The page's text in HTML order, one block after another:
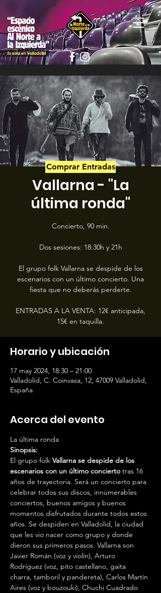
Vallarna - "La
última ronda"
Concierto, 90 min.
Dos sesiones: 18:30h y 21h
El grupo folk Vallarna se despide de los
escenarios con un último concierto. Una
fiesta que no deberás perderte.
ENTRADAS A LA VENTA: 12€ anticipada,
15€ en taquilla.
Horario y ubicación
17 may 2024, 18:30 – 21:00
Valladolid, C. Coinvasa, 12, 47009 Valladolid,
España
Acerca del evento
La última ronda
Sinopsis:
El grupo folk Vallarna se despide de los
escenarios con un último concierto tras 16
años de trayectoria. Será un concierto para
celebrar todos sus discos, innumerables
conciertos, buenos amigos y buenos
momentos disfrutados durante todos estos
años. Se despiden en Valladolid, la ciudad
que les vio nacer como grupo y donde
dieron sus primeros pasos. Vallarna son
Javier Román (voz y violín), Arturo
Rodríguez (voz, pito castellano, gaita
charra, tamboril y pandereta), Carlos Martín
Aires (voz y bouzouki), Chuchi Cuadrado
Comprar Entradas